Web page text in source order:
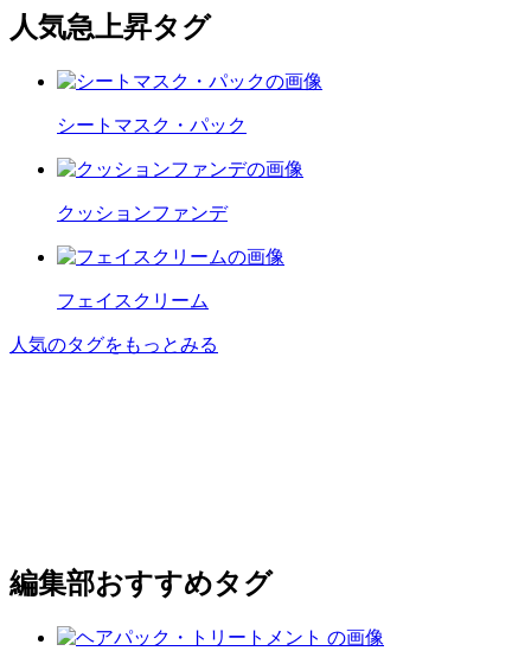
人気急上昇タグ
シートマスク・パック
クッションファンデ
フェイスクリーム
人気のタグをもっとみる
編集部おすすめタグ